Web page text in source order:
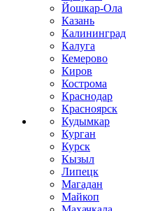
Йошкар-Ола
Казань
Калининград
Калуга
Кемерово
Киров
Кострома
Краснодар
Красноярск
Кудымкар
Курган
Курск
Кызыл
Липецк
Магадан
Майкоп